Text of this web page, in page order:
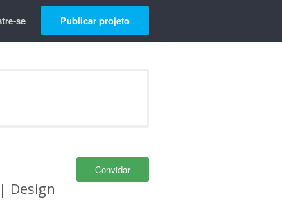
se Publicar projeto
Convidar
Design